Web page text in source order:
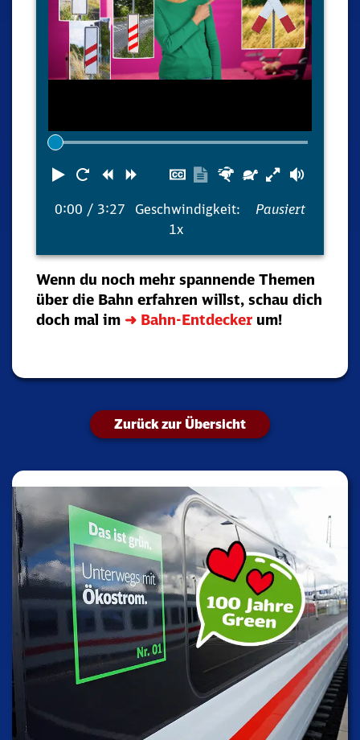
Abspielen
Neustart
ZurückVorwärtsUntertitel
Transkription
Schneller
Langsamer
0:00 / 3:27
Geschwindigkeit:
1x
Pausiert
Wenn du noch mehr spannende Themen
über die Bahn erfahren willst, schau dich
doch mal im ➜ Bahn-Entdecker um!
Zurück zur Übersicht